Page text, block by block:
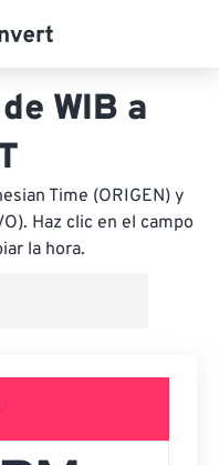
WIB a
Time (ORIGEN) y
Haz clic en el campo
la hora.